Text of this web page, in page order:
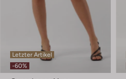
Letzter Artikel
-60%